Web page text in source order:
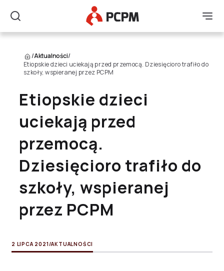
Szukaj
Główne Logo
/Aktualności/
Etiopskie dzieci uciekają przed przemocą. Dziesięcioro trafiło do
szkoły, wspieranej przez PCPM
Etiopskie dzieci
uciekają przed
przemocą.
Dziesięcioro trafiło do
szkoły, wspieranej
przez PCPM
2 LIPCA 2021 /AKTUALNOŚCI